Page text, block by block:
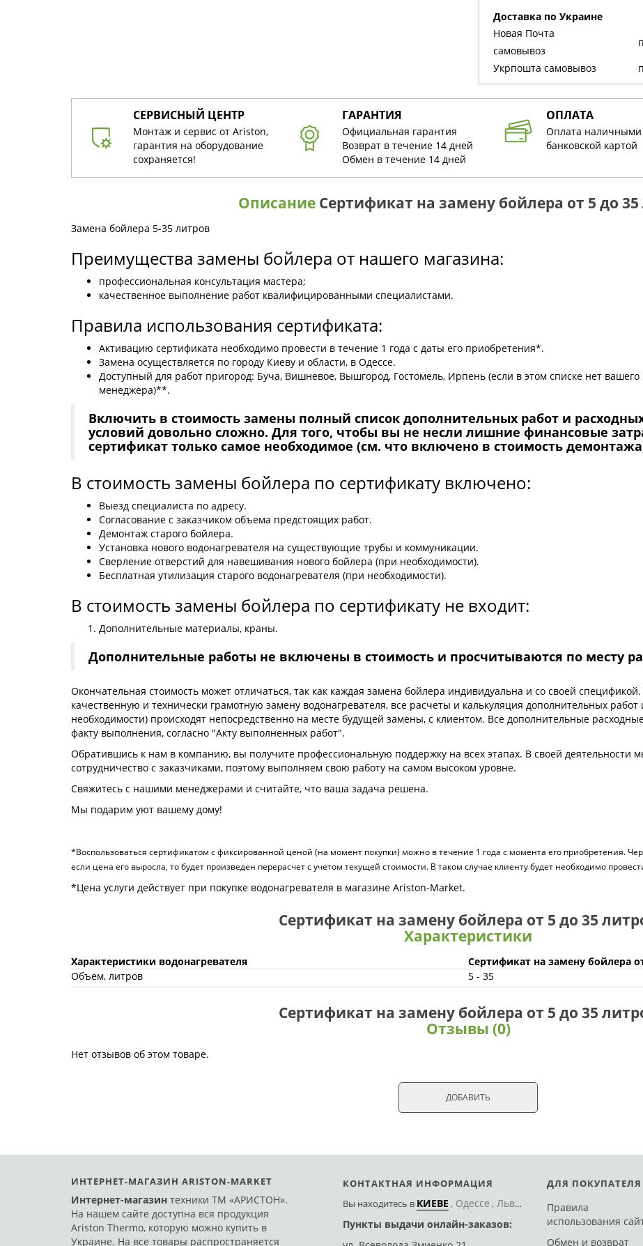
Доставка по Украине
Новая Почта
cамовывоз
Укрпошта cамовывоз
СЕРВИСНЫЙ ЦЕНТР
Монтаж и сервис от Ariston,
гарантия на оборудование
сохраняется!
ГАРАНТИЯ
Официальная гарантия
Возврат в течение 14 дней
Обмен в течение 14 дней
ОПЛАТА
Оплата
банковской картой
Описание Сертификат на замену бойлера от 5 до
Замена бойлера 5-35 литров
Преимущества замены бойлера от нашего магазина:
профессиональная консультация мастера;
качественное выполнение работ квалифицированными специалистами.
Правила использования сертификата:
Активацию сертификата необходимо провести в течение 1 года с даты его приобретения*.
Замена осуществляется по городу Киеву и области, в Одессе.
Доступный для работ пригород: Буча, Вишневое, Вышгород, Гостомель, Ирпень (если в этом списке нет вашего
менеджера)**.
Включить в стоимость замены полный список дополнительных работ и
условий довольно сложно. Для того, чтобы вы не несли лишние финансовые
сертификат только самое необходимое (см. что включено в стоимость
В стоимость замены бойлера по сертификату включено:
Выезд специалиста по адресу.
Согласование с заказчиком объема предстоящих работ.
Демонтаж старого бойлера.
Установка нового водонагревателя на существующие трубы и коммуникации.
Сверление отверстий для навешивания нового бойлера (при необходимости).
Бесплатная утилизация старого водонагревателя (при необходимости).
В стоимость замены бойлера по сертификату не входит:
Дополнительные материалы, краны.
Дополнительные работы не включены в стоимость и просчитываются по месту
Окончательная стоимость может отличаться, так как каждая замена бойлера индивидуальна и со своей
качественную и технически грамотную замену водонагревателя, все расчеты и калькуляция дополнительных
необходимости) происходят непосредственно на месте будущей замены, с клиентом. Все дополнительные
факту выполнения, согласно "Акту выполненных работ".
Обратившись к нам в компанию, вы получите профессиональную поддержку на всех этапах. В своей деятельности
сотрудничество с заказчиками, поэтому выполняем свою работу на самом высоком уровне.
Свяжитесь с нашими менеджерами и считайте, что ваша задача решена.
Мы подарим уют вашему дому!
*Воспользоваться сертификатом с фиксированной ценой (на момент покупки) можно в течение 1 года с момента его приобретения.
если цена его выросла, то будет произведен перерасчет с учетом текущей стоимости. В таком случае клиенту будет необходимо
*Цена услуги действует при покупке водонагревателя в магазине Ariston-Market.
Сертификат на замену бойлера от 5 до 35
Характеристики
Характеристики водонагревателя
Сертификат на замену бойлера
Объем, литров
5 - 35
Сертификат на замену бойлера от 5 до 35
Отзывы (0)
Нет отзывов об этом товаре.
ДОБАВИТЬ
ИНТЕРНЕТ-МАГАЗИН ARISTON-MARKET
Интернет-магазин техники ТМ «АРИСТОН».
На нашем сайте доступна вся продукция
Ariston Thermo, которую можно купить в
Украине. На все товары распространяется
КОНТАКТНАЯ ИНФОРМАЦИЯ
Вы находитесь в КИЕВЕ Одессе Львове Херсоне Днепре
Пункты выдачи онлайн-заказов:
Доставим Новой
ДЛЯ ПОКУПАТЕЛЯ
Правила
использования
Обмен и возврат